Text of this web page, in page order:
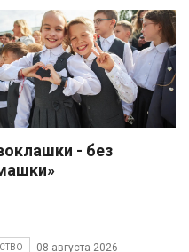
- без
08 августа 2026